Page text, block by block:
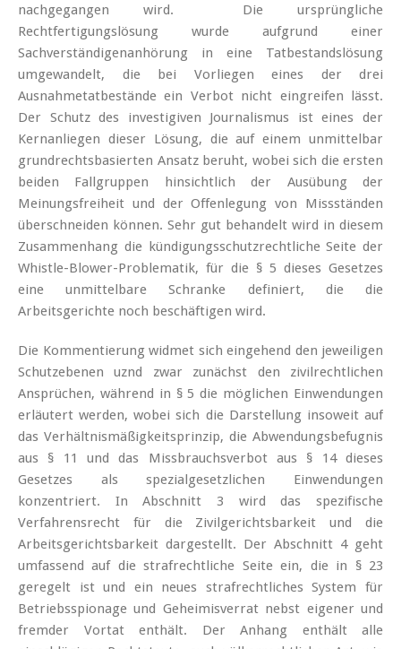
nachgegangen wird. Die ursprüngliche
Rechtfertigungslösung wurde aufgrund einer
Sachverständigenanhörung in eine Tatbestandslösung
umgewandelt, die bei Vorliegen eines der drei
Ausnahmetatbestände ein Verbot nicht eingreifen lässt.
Der Schutz des investigiven Journalismus ist eines der
Kernanliegen dieser Lösung, die auf einem unmittelbar
grundrechtsbasierten Ansatz beruht, wobei sich die ersten
beiden Fallgruppen hinsichtlich der Ausübung der
Meinungsfreiheit und der Offenlegung von Missständen
überschneiden können. Sehr gut behandelt wird in diesem
Zusammenhang die kündigungsschutzrechtliche Seite der
Whistle-Blower-Problematik, für die § 5 dieses Gesetzes
eine unmittelbare Schranke definiert, die die
Arbeitsgerichte noch beschäftigen wird.
Die Kommentierung widmet sich eingehend den jeweiligen
Schutzebenen uznd zwar zunächst den zivilrechtlichen
Ansprüchen, während in § 5 die möglichen Einwendungen
erläutert werden, wobei sich die Darstellung insoweit auf
das Verhältnismäßigkeitsprinzip, die Abwendungsbefugnis
aus § 11 und das Missbrauchsverbot aus § 14 dieses
Gesetzes als spezialgesetzlichen Einwendungen
konzentriert. In Abschnitt 3 wird das spezifische
Verfahrensrecht für die Zivilgerichtsbarkeit und die
Arbeitsgerichtsbarkeit dargestellt. Der Abschnitt 4 geht
umfassend auf die strafrechtliche Seite ein, die in § 23
geregelt ist und ein neues strafrechtliches System für
Betriebsspionage und Geheimisverrat nebst eigener und
fremder Vortat enthält. Der Anhang enthält alle